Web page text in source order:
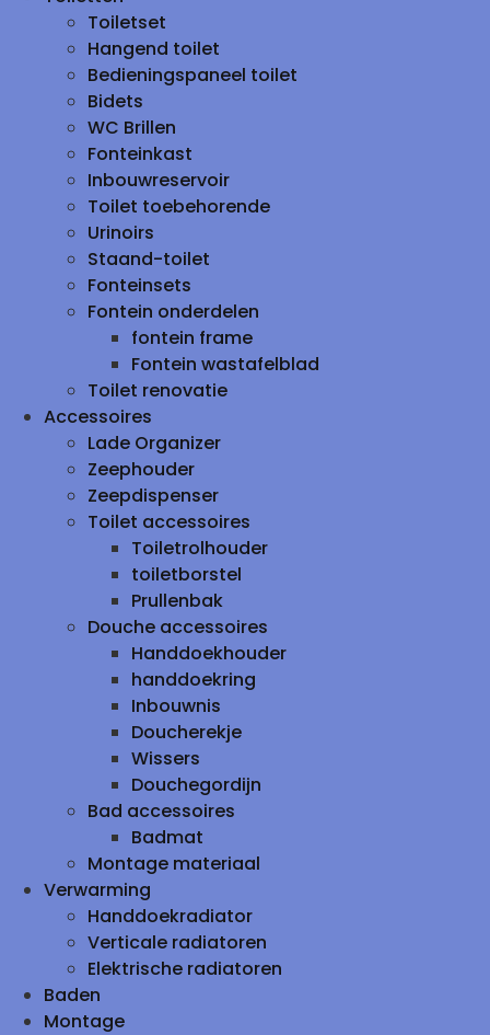
Toiletset
Hangend toilet
Bedieningspaneel toilet
Bidets
WC Brillen
Fonteinkast
Inbouwreservoir
Toilet toebehorende
Urinoirs
Staand-toilet
Fonteinsets
Fontein onderdelen
fontein frame
Fontein wastafelblad
Toilet renovatie
Accessoires
Lade Organizer
Zeephouder
Zeepdispenser
Toilet accessoires
Toiletrolhouder
toiletborstel
Prullenbak
Douche accessoires
Handdoekhouder
handdoekring
Inbouwnis
Doucherekje
Wissers
Douchegordijn
Bad accessoires
Badmat
Montage materiaal
Verwarming
Handdoekradiator
Verticale radiatoren
Elektrische radiatoren
Baden
Montage